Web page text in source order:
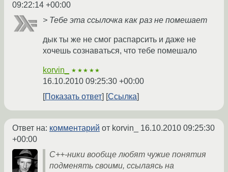
09:22:14 +00:00
> Тебе эта ссылочка как раз не помешает
дык ты же не смог распарсить и даже не
хочешь сознаваться, что тебе помешало
korvin_ ★★★★★
16.10.2010 09:25:30 +00:00
Показать ответ
Ссылка
Ответ на: комментарий от korvin_ 16.10.2010 09:25:30
+00:00
C++-ники вообще любят чужие понятия
подменять своими, ссылаясь на